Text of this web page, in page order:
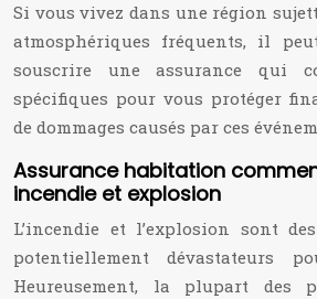
Si vous vivez dans une région
atmosphériques fréquents, il
souscrire une assurance qui
spécifiques pour vous protéger
de dommages causés par ces
Assurance habitation
incendie et explosion
L’incendie et l’explosion sont
potentiellement dévastateurs
Heureusement, la plupart des